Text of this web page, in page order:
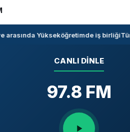
Yükseköğretimde iş birliği
CANLI DINLE
97.8 FM